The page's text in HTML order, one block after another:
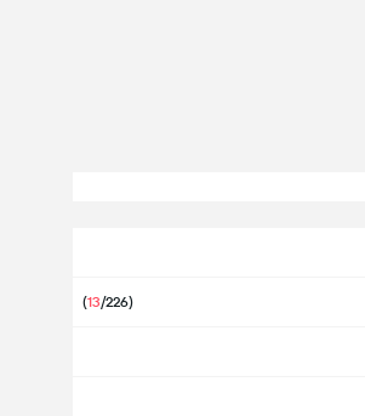
(13/226)